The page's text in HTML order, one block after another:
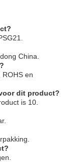
China.
en
dit product?
is 10.